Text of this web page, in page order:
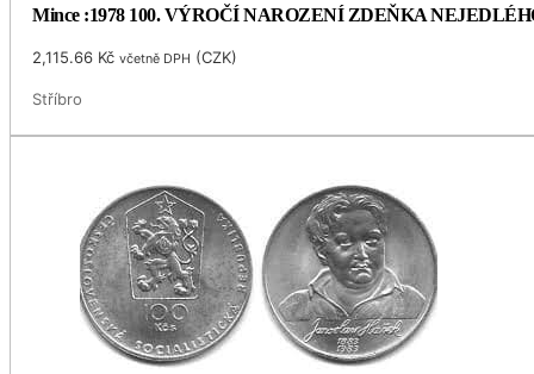
Mince :1978 100. VÝROČÍ NAROZENÍ ZDEŇKA
2,115.66 Kč včetně DPH (CZK)
Stříbro